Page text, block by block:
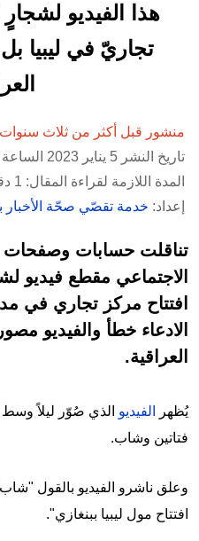
هذا الفيديو
تجاريّ في ليبيا
منشور قبل أكثر من ثلاث سنوات
تاريخ النشر 5 يناير 2023 الساعة 11:37
المدة اللازمة لقراءة المقال: 1 دقيقة
إعداد: خدمة تقصّي صحّة الأخبار
تناقلت حسابات وصفحات
الاجتماعي مقطع فيديو
افتتاح مركز تجاري في
الادعاء خطأ والفيديو
العراقية.
يُظهر الفيديو الذي صُوّر ليلاً وسط
فتاتين وشاب.
وعلق ناشرو الفيديو بالقول
افتتاح مول ليبيا ببنغازي".